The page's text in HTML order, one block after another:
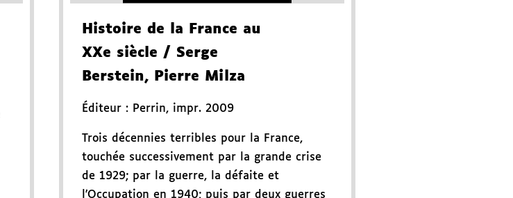
Histoire de la France au
XXe siècle / Serge
Berstein, Pierre Milza
Éditeur : Perrin, impr. 2009
Trois décennies terribles pour la France,
touchée successivement par la grande crise
de 1929; par la guerre, la défaite et
l'Occupation en 1940; puis par deux guerres